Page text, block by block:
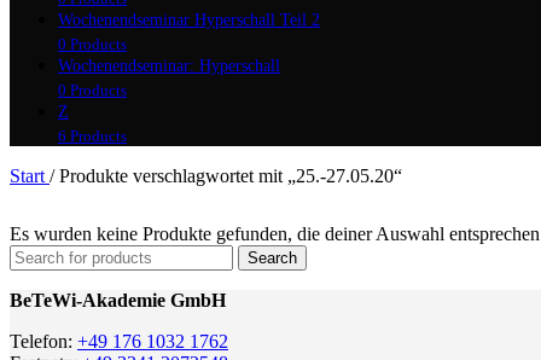
Wochenendseminar Hyperschall Teil 2
0 Products
Wochenendseminar: Hyperschall
0 Products
Z
6 Products
Start / Produkte verschlagwortet mit „25.-27.05.20“
Es wurden keine Produkte gefunden, die deiner Auswahl
Search
BeTeWi-Akademie GmbH
Telefon: +49 176 1032 1762